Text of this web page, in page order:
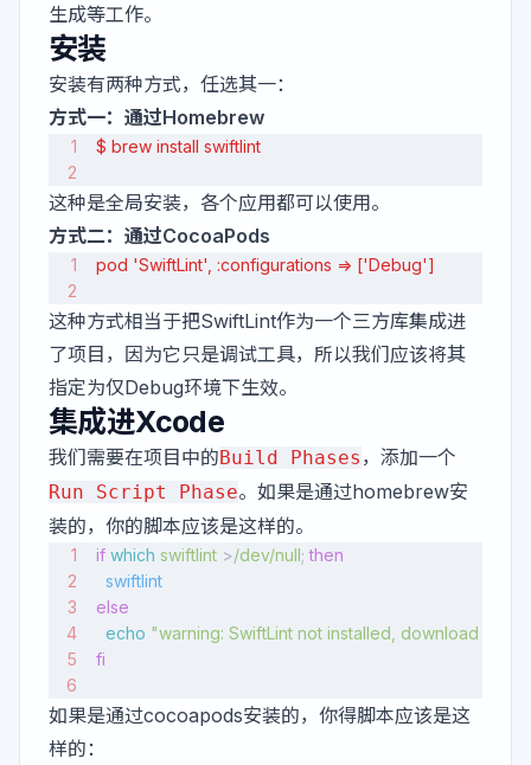
生成等工作。
安装
安装有两种方式，任选其一：
方式一：通过Homebrew
$ brew install swiftlint
这种是全局安装，各个应用都可以使用。
方式二：通过CocoaPods
pod 'SwiftLint', :configurations => ['Debug']
这种方式相当于把SwiftLint作为一个三方库集成进
了项目，因为它只是调试工具，所以我们应该将其
指定为仅Debug环境下生效。
集成进Xcode
我们需要在项目中的Build Phases ，添加一个
Run Script Phase。如果是通过homebrew安
装的，你的脚本应该是这样的。
if which swiftlint >/dev/null; then
  swiftlint
else
  echo
"warning: SwiftLint not installed, download from
fi
如果是通过cocoapods安装的，你得脚本应该是这
样的：